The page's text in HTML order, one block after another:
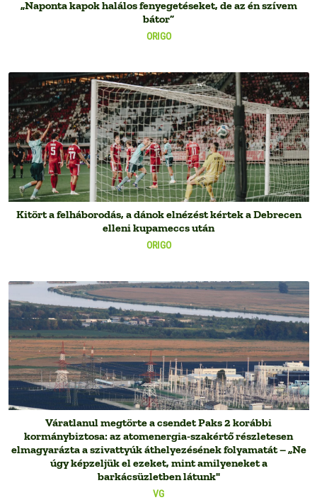
ORIGO
„Naponta kapok halálos fenyegetéseket, de az én szívem
bátor”
ORIGO
Kitört a felháborodás, a dánok elnézést kértek a Debrecen
elleni kupameccs után
VG
Váratlanul megtörte a csendet Paks 2 korábbi
kormánybiztosa: az atomenergia-szakértő részletesen
elmagyarázta a szivattyúk áthelyezésének folyamatát – „Ne
úgy képzeljük el ezeket, mint amilyeneket a
barkácsüzletben látunk"